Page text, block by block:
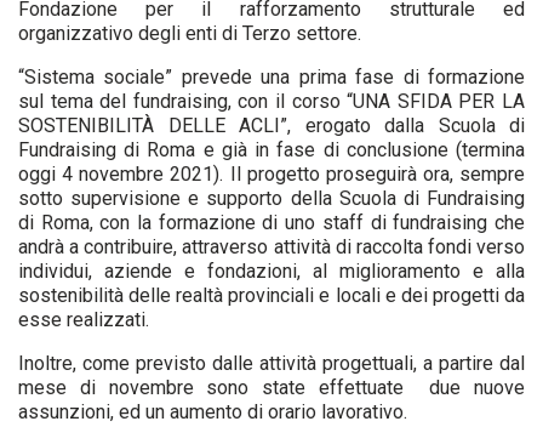
Fondazione per il rafforzamento strutturale ed
organizzativo degli enti di Terzo settore.
“Sistema sociale” prevede una prima fase di formazione
sul tema del fundraising, con il corso “UNA SFIDA PER LA
SOSTENIBILITÀ DELLE ACLI”, erogato dalla Scuola di
Fundraising di Roma e già in fase di conclusione (termina
oggi 4 novembre 2021). Il progetto proseguirà ora, sempre
sotto supervisione e supporto della Scuola di Fundraising
di Roma, con la formazione di uno staff di fundraising che
andrà a contribuire, attraverso attività di raccolta fondi verso
individui, aziende e fondazioni, al miglioramento e alla
sostenibilità delle realtà provinciali e locali e dei progetti da
esse realizzati.
Inoltre, come previsto dalle attività progettuali, a partire dal
mese di novembre sono state effettuate due nuove
assunzioni, ed un aumento di orario lavorativo.